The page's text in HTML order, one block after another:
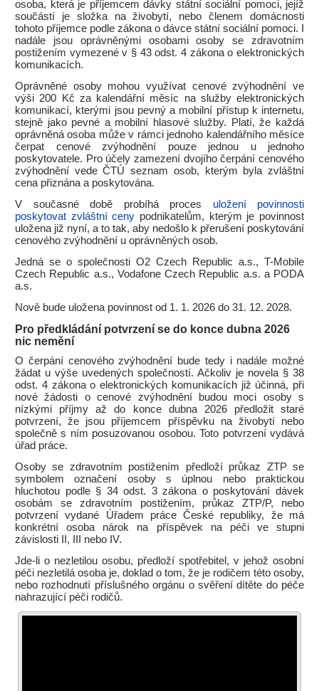
osoba, která je příjemcem dávky státní sociální pomoci, jejíž
součástí je složka na živobytí, nebo členem domácnosti
tohoto příjemce podle zákona o dávce státní sociální pomoci. I
nadále jsou oprávněnými osobami osoby se zdravotním
postižením vymezené v § 43 odst. 4 zákona o elektronických
komunikacích.
Oprávněné osoby mohou využívat cenové zvýhodnění ve
výši 200 Kč za kalendářní měsíc na služby elektronických
komunikací, kterými jsou pevný a mobilní přístup k internetu,
stejně jako pevné a mobilní hlasové služby. Platí, že každá
oprávněná osoba může v rámci jednoho kalendářního měsíce
čerpat cenové zvýhodnění pouze jednou u jednoho
poskytovatele. Pro účely zamezení dvojího čerpání cenového
zvýhodnění vede ČTÚ seznam osob, kterým byla zvláštní
cena přiznána a poskytována.
V současné době probíhá proces uložení povinnosti
poskytovat zvláštní ceny podnikatelům, kterým je povinnost
uložena již nyní, a to tak, aby nedošlo k přerušení poskytování
cenového zvýhodnění u oprávněných osob.
Jedná se o společnosti O2 Czech Republic a.s., T-Mobile
Czech Republic a.s., Vodafone Czech Republic a.s. a PODA
a.s.
Nově bude uložena povinnost od 1. 1. 2026 do 31. 12. 2028.
Pro předkládání potvrzení se do konce dubna 2026
nic nemění
O čerpání cenového zvýhodnění bude tedy i nadále možné
žádat u výše uvedených společností. Ačkoliv je novela § 38
odst. 4 zákona o elektronických komunikacích již účinná, při
nové žádosti o cenové zvýhodnění budou moci osoby s
nízkými příjmy až do konce dubna 2026 předložit staré
potvrzení, že jsou příjemcem příspěvku na živobytí nebo
společně s ním posuzovanou osobou. Toto potvrzení vydává
úřad práce.
Osoby se zdravotním postižením předloží průkaz ZTP se
symbolem označení osoby s úplnou nebo praktickou
hluchotou podle § 34 odst. 3 zákona o poskytování dávek
osobám se zdravotním postižením, průkaz ZTP/P, nebo
potvrzení vydané Úřadem práce České republiky, že má
konkrétní osoba nárok na příspěvek na péči ve stupni
závislosti II, III nebo IV.
Jde-li o nezletilou osobu, předloží spotřebitel, v jehož osobní
péči nezletilá osoba je, doklad o tom, že je rodičem této osoby,
nebo rozhodnutí příslušného orgánu o svěření dítěte do péče
nahrazující péči rodičů.